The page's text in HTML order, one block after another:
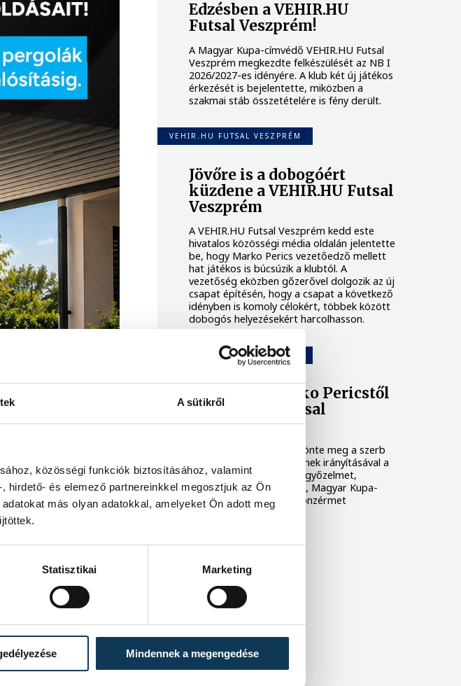
A sütikről
közösségi funkciók biztosításához, valamint
hirdető- és elemező partnereinkkel megosztjuk az Ön
más olyan adatokkal, amelyeket Ön adott meg
Statisztikai Marketing
Mindennek a megengedése
Edzésben a VEHIR.HU
Futsal Veszprém!
A Magyar Kupa-címvédő VEHIR.HU Futsal
Veszprém megkezdte felkészülését az NB I
2026/2027-es idényére. A klub két új játékos
érkezését is bejelentette, miközben a
szakmai stáb összetételére is fény derült.
VEHIR.HU FUTSAL VESZPRÉM
Jövőre is a dobogóért
küzdene a VEHIR.HU Futsal
Veszprém
A VEHIR.HU Futsal Veszprém kedd este
hivatalos közösségi média oldalán jelentette
be, hogy Marko Perics vezetőedző mellett
hat játékos is búcsúzik a klubtól. A
vezetőség eközben gőzerővel dolgozik az új
csapat építésén, hogy a csapat a következő
idényben is komoly célokért, többek között
dobogós helyezésekért harcolhasson.
VEHIR.HU FUTSAL VESZPRÉM
Elköszönt Marko Pericstől
a VEHIR.HU Futsal
Veszprém
A klub saját oldalán köszönte meg a szerb
szakember munkáját, akinek irányításával a
veszprémiek alapszakaszgyőzelmet,
történelmi BL-szereplést, Magyar Kupa-
győzelmet és bajnoki bronzérmet